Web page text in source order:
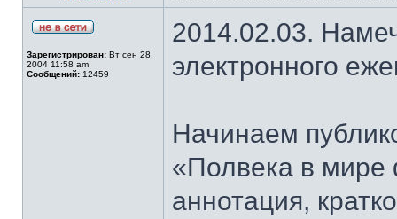
Зарегистрирован: Вт сен 28,
2004 11:58 am
Сообщений: 12459
2014.02.03.
электронного
Начинаем
«Полвека в
аннотация,